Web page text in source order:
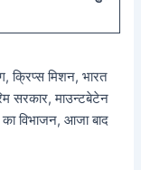
क्रिप्स मिशन, भारत
सरकार, माउन्टबेटेन
विभाजन, आजा बाद